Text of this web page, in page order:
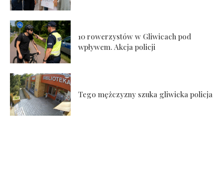
10 rowerzystów w Gliwicach pod
wpływem. Akcja policji
Tego mężczyzny szuka gliwicka policja